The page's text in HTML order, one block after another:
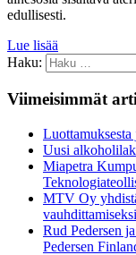
edullisesti.
Lue lisää
Haku:
Viimeisimmät
Uusi
Miapetra
MTV Oy
vauhdittamiseksi
Rud Pedersen
Pedersen